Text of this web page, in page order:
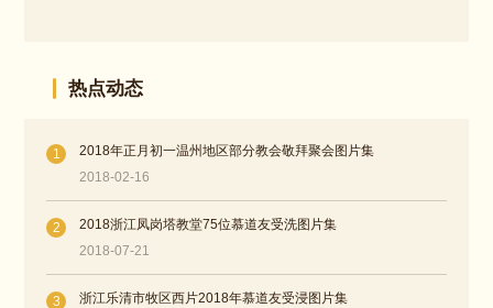
热点动态
1
2018年正月初一温州地区部分教会敬拜聚会图片集
2018-02-16
2
2018浙江凤岗塔教堂75位慕道友受洗图片集
2018-07-21
3
浙江乐清市牧区西片2018年慕道友受浸图片集